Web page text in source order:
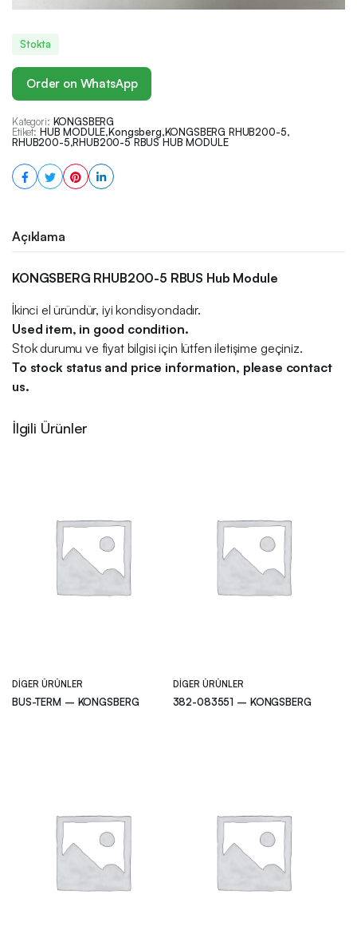
Stokta
Order on WhatsApp
Kategori: KONGSBERG
Etiket: HUB MODULE,Kongsberg,KONGSBERG RHUB200-5,
RHUB200-5,RHUB200-5 RBUS HUB MODULE
Açıklama
KONGSBERG RHUB200-5 RBUS Hub Module
İkinci el üründür, iyi kondisyondadır.
Used item, in good condition.
Stok durumu ve fiyat bilgisi için lütfen iletişime geçiniz.
To stock status and price information, please contact
us.
İlgili Ürünler
DIGER ÜRÜNLER
BUS-TERM – KONGSBERG
DIGER ÜRÜNLER
382-083551 – KONGSBERG